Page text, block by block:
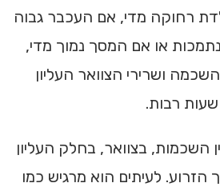
רחוקה מדי, אם העכבר גבוה
או אם המסך נמוך מדי,
ושרירי הצוואר העליון
שעות רבות.
השכמות, בצוואר, בחלק העליון
הזרוע. לעיתים הוא מרגיש כמו